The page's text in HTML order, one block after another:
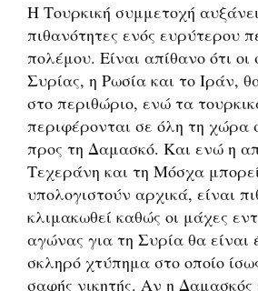
Η Τουρκική συμμετοχή
πιθανότητες ενός ευρύτερου
πολέμου. Είναι απίθανο ότι οι
Συρίας, η Ρωσία και το Ιράν,
στο περιθώριο, ενώ τα
περιφέρονται σε όλη τη χώρα
προς τη Δαμασκό. Και ενώ η
Τεχεράνη και τη Μόσχα
υπολογιστούν αρχικά, είναι
κλιμακωθεί καθώς οι μάχες
αγώνας για τη Συρία θα είναι
σκληρό χτύπημα στο οποίο
σαφής νικητής. Αν η Δαμασκός